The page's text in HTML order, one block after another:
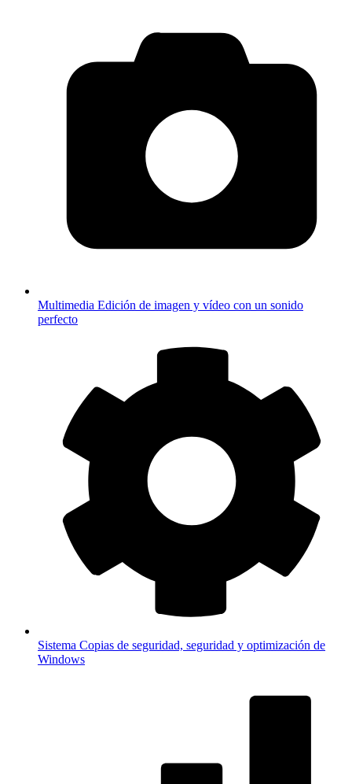
Multimedia Edición de imagen y vídeo con un sonido
perfecto
Sistema Copias de seguridad, seguridad y optimización de
Windows